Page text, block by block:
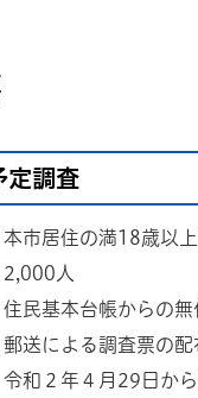
定調査
市居住の満18歳以
人
民基本台帳からの無
送による調査票の配
和２年４月29日か